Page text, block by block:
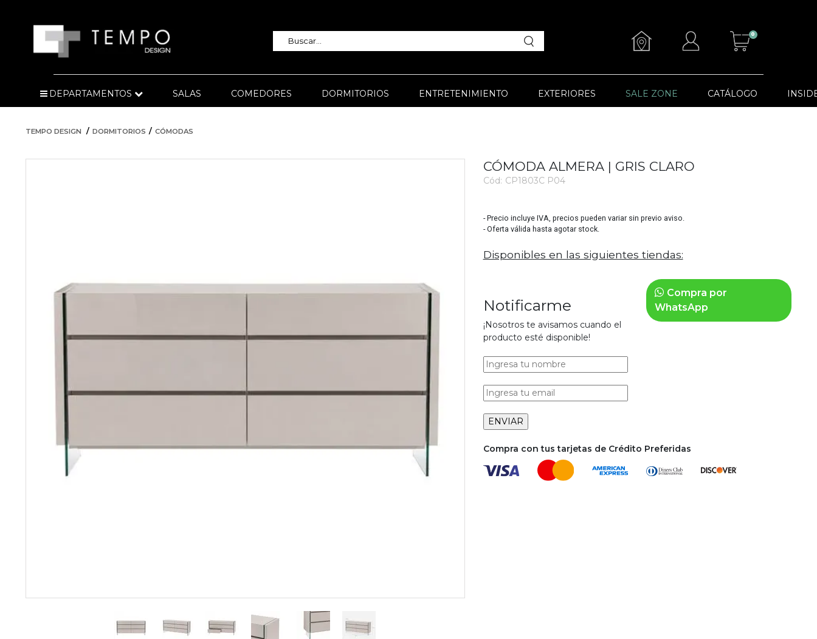
0
DEPARTAMENTOS SALAS COMEDORES DORMITORIOS ENTRETENIMIENTO EXTERIORES SALE ZONE CATÁLOGO
TEMPO DESIGN DORMITORIOS CÓMODAS
CÓMODA ALMERA | GRIS CLARO
Cód: CP1803C P04
- Precio incluye IVA, precios pueden variar sin previo aviso.
- Oferta válida hasta agotar stock.
Disponibles en las siguientes tiendas:
Notificarme
¡Nosotros te avisamos cuando el
producto esté disponible!
Compra por
WhatsApp
Compra con tus tarjetas de Crédito Preferidas